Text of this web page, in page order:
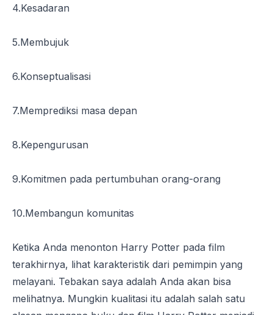
4.Kesadaran
5.Membujuk
6.Konseptualisasi
7.Memprediksi masa depan
8.Kepengurusan
9.Komitmen pada pertumbuhan orang-orang
10.Membangun komunitas
Ketika Anda menonton Harry Potter pada film
terakhirnya, lihat karakteristik dari pemimpin yang
melayani. Tebakan saya adalah Anda akan bisa
melihatnya. Mungkin kualitasi itu adalah salah satu